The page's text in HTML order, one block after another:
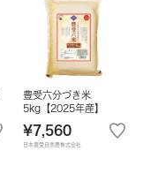
豊受六分づき米
5kg【2025年産】
¥7,560
日本豊受自然農株式会社